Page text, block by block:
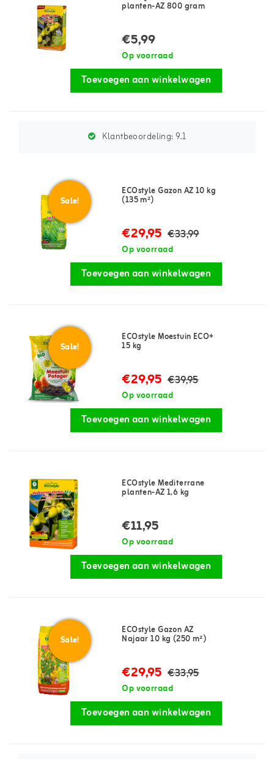
planten-AZ 800 gram
€5,99
Op voorraad
Toevoegen aan winkelwagen
Klantbeoordeling:9.1
Sale!
ECOstyle Gazon AZ 10 kg
(135 m²)
€29,95 €33,99
Op voorraad
Toevoegen aan winkelwagen
Sale!
ECOstyle Moestuin ECO+
15 kg
€29,95 €39,95
Op voorraad
Toevoegen aan winkelwagen
ECOstyle Mediterrane
planten-AZ 1,6 kg
€11,95
Op voorraad
Toevoegen aan winkelwagen
Sale!
ECOstyle Gazon AZ
Najaar 10 kg (250 m²)
€29,95 €33,95
Op voorraad
Toevoegen aan winkelwagen